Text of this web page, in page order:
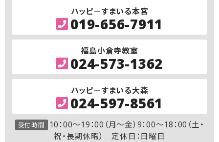
ハッピ－すまいる本宮
019-656-7911
福島小倉寺教室
024-573-1362
ハッピ－すまいる大森
024-597-8561
受付時間
10：00～19：00（月～金）9：00～18：00（土・
祝・長期休暇） 定休日：日曜日